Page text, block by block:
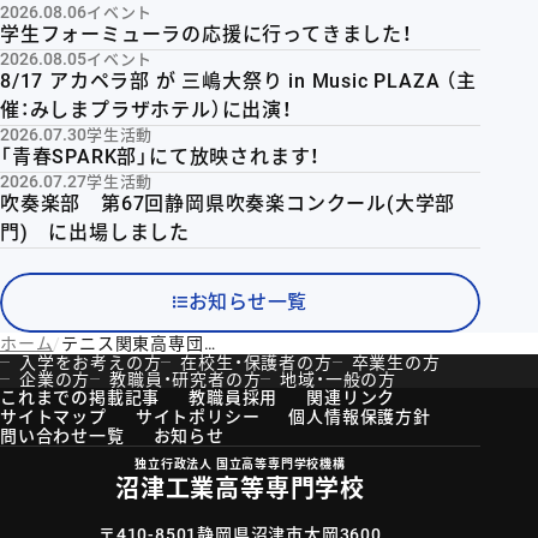
2026.08.06イベント
学生フォーミューラの応援に行ってきました！
2026.08.05イベント
8/17 アカペラ部 が 三嶋大祭り in Music PLAZA （主
催：みしまプラザホテル）に出演！
2026.07.30学生活動
「青春SPARK部」にて放映されます！
2026.07.27学生活動
吹奏楽部 第67回静岡県吹奏楽コンクール(大学部
門) に出場しました
お知らせ一覧
ホーム
テニス関東高専団体戦リーグ戦1位突破
入学をお考えの方
在校生・保護者の方
卒業生の方
企業の方
教職員・研究者の方
地域・一般の方
これまでの掲載記事
教職員採用
関連リンク
サイトマップ
サイトポリシー
個人情報保護方針
問い合わせ一覧
お知らせ
独立行政法人 国立高等専門学校機構
沼津工業高等専門学校